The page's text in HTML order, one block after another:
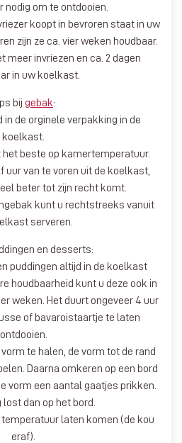
nodig om te ontdooien.
koopt in bevroren staat in uw
zijn ze ca. vier weken houdbaar.
meer invriezen en ca. 2 dagen
in uw koelkast.
bij gebak:
in de orginele verpakking in de
koelkast.
beste op kamertemperatuur.
uur van te voren uit de koelkast,
beter tot zijn recht komt.
kunt u rechtstreeks vanuit
serveren.
en desserts:
puddingen altijd in de koelkast
houdbaarheid kunt u deze ook in
weken. Het duurt ongeveer 4 uur
of bavaroistaartje te laten
ontdooien.
te halen, de vorm tot de rand
Daarna omkeren op een bord
vorm een aantal gaatjes prikken.
lost dan op het bord.
temperatuur laten komen (de kou
eraf).